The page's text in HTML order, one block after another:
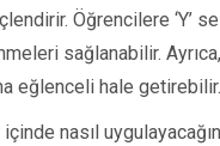
Öğrencilere
sağlanabilir.
eğlenceli hale getirebilir.
nasıl